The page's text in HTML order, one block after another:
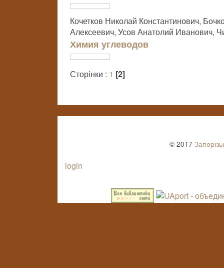
Кочетков Николай Константинович,
Алексеевич, Усов Анатолий Иванович,
Химия углеводов
Сторінки : 1 [2]
© 2017
login